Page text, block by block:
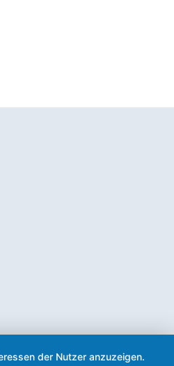
der Nutzer anzuzeigen.